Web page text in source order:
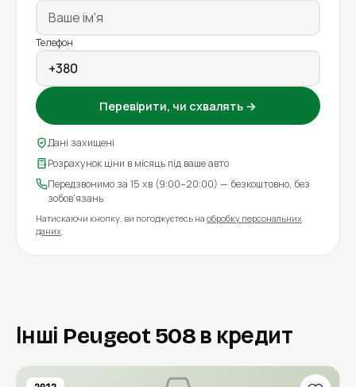
Телефон
Перевірити, чи схвалять →
Дані захищені
Розрахунок ціни в місяць під ваше авто
Передзвонимо за 15 хв (9:00–20:00) — безкоштовно, без
зобов'язань
Натискаючи кнопку, ви погоджуєтесь на обробку персональних
даних.
Інші Peugeot 508 в кредит